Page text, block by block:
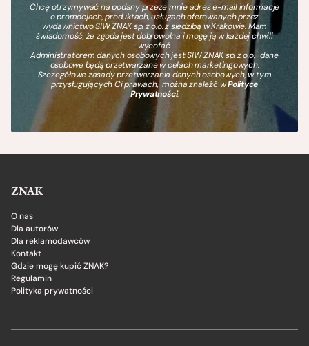
Chcę otrzymywać na podany przeze mnie adres e-mail informacje
o promocjach, produktach, usługach oferowanych przez
wydawnictwo SIW ZNAK sp. z o.o. z siedzibą w Krakowie. Mam
świadomość, że zgoda jest dobrowolna i mogę ją w każdej chwili
wycofać.
Administratorem danych osobowych jest SIW ZNAK sp. z o.o., dane
osobowe będą przetwarzane w celach marketingowych.
Szczegółowe zasady przetwarzania danych osobowych, w tym
przysługujących Ci prawach, można znaleźć wPolityce
Prywatności.
ZNAK
O nas
Dla autorów
Dla reklamodawców
Kontakt
Gdzie mogę kupić ZNAK?
Regulamin
Polityka prywatności